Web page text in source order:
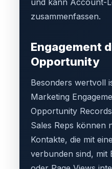
zusammenfassen.
Engagement
Opportunity
Besonders wertvoll
Marketing
Opportunity
Sales Reps können
Kontakte, die mit
verbunden sind, mit